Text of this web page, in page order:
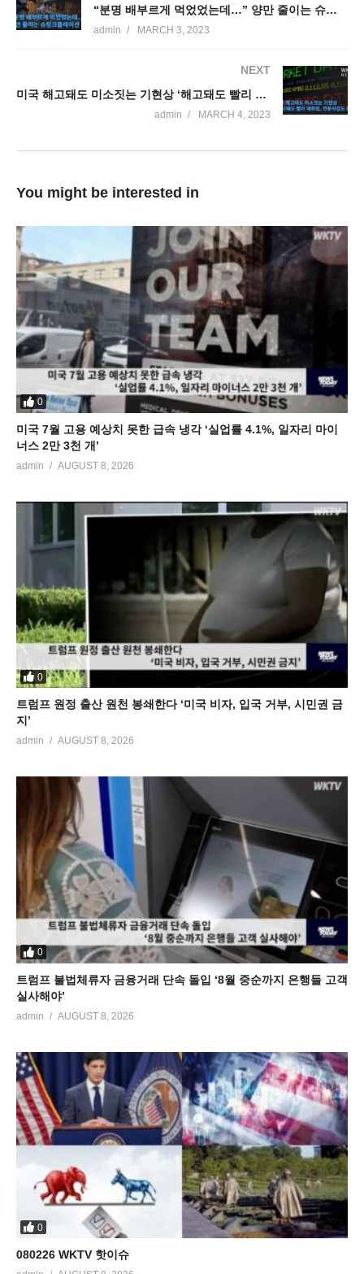
“분명 배부르게 먹었었는데…” 양만 줄이는 슈링크플레이션
admin MARCH 3, 2023
NEXT
미국 해고돼도 미소짓는 기현상 ‘해고돼도 빨리 재취업, 연봉삭감도 없다’
admin MARCH 4, 2023
You might be interested in
0
미국 7월 고용 예상치 못한 급속 냉각 ‘실업률 4.1%, 일자리 마이
너스 2만 3천 개’
admin AUGUST 8, 2026
0
트럼프 원정 출산 원천 봉쇄한다 ‘미국 비자, 입국 거부, 시민권 금
지’
admin AUGUST 8, 2026
0
트럼프 불법체류자 금융거래 단속 돌입 ‘8월 중순까지 은행들 고객
실사해야’
admin AUGUST 8, 2026
0
080226 WKTV 핫이슈